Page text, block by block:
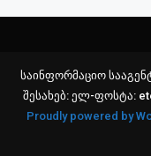
საინფორმაციო
შესახებ: ელ-ფოსტა:
Proudly powered by